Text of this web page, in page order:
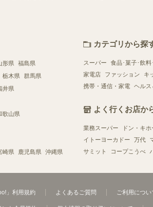
形県 福島県
栃木県 群馬県
井県
歌山県
崎県 鹿児島県 沖縄県
カテゴリから探
スーパー 食品･菓子･飲
家電店
ファッション キ
携帯・通信・家電 ヘルス
よく行くお店か
業務スーパー ドン・キホ
イトーヨーカドー
万代
サミット
コープこうべ
」利用規約 よくあるご質問 ご利用につ